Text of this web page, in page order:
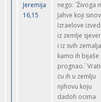
Jeremija
16,15
nego: `Živoga
Jahve koji
Izraelove
iz zemlje
i iz svih
kamo ih bijaše
prognao.`
ću ih u zemlju
njihovu koju
dadoh ocima